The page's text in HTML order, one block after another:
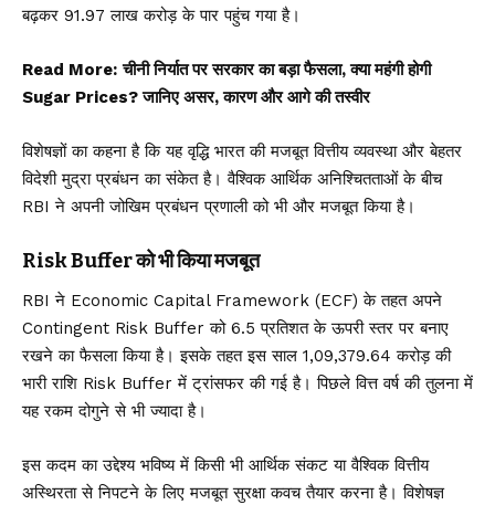
बढ़कर ₹91.97 लाख करोड़ के पार पहुंच गया है।
Read More: चीनी निर्यात पर सरकार का बड़ा फैसला, क्या महंगी होगी
Sugar Prices? जानिए असर, कारण और आगे की तस्वीर
विशेषज्ञों का कहना है कि यह वृद्धि भारत की मजबूत वित्तीय व्यवस्था और बेहतर
विदेशी मुद्रा प्रबंधन का संकेत है। वैश्विक आर्थिक अनिश्चितताओं के बीच
RBI ने अपनी जोखिम प्रबंधन प्रणाली को भी और मजबूत किया है।
Risk Buffer को भी किया मजबूत
RBI ने Economic Capital Framework (ECF) के तहत अपने
Contingent Risk Buffer को 6.5 प्रतिशत के ऊपरी स्तर पर बनाए
रखने का फैसला किया है। इसके तहत इस साल ₹1,09,379.64 करोड़ की
भारी राशि Risk Buffer में ट्रांसफर की गई है। पिछले वित्त वर्ष की तुलना में
यह रकम दोगुने से भी ज्यादा है।
इस कदम का उद्देश्य भविष्य में किसी भी आर्थिक संकट या वैश्विक वित्तीय
अस्थिरता से निपटने के लिए मजबूत सुरक्षा कवच तैयार करना है। विशेषज्ञ